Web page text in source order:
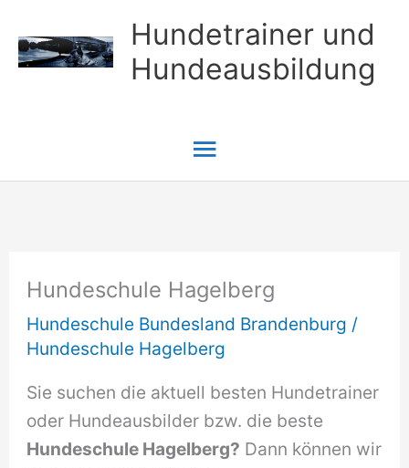
Inhalt
springen
Hundetrainer und
Hundeausbildung
Hauptmenü
Hundeschule Hagelberg
Hundeschule Bundesland Brandenburg /
Hundeschule Hagelberg
Sie suchen die aktuell besten Hundetrainer
oder Hundeausbilder bzw. die beste
Hundeschule Hagelberg? Dann können wir